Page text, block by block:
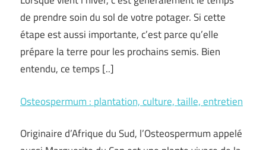
de prendre soin du sol de votre potager. Si cette
étape est aussi importante, c’est parce qu’elle
prépare la terre pour les prochains semis. Bien
entendu, ce temps [..]
Osteospermum : plantation, culture, taille, entretien
Originaire d’Afrique du Sud, l’Osteospermum appelé